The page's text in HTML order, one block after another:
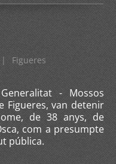
| Figueres
- Mossos
Figueres, van detenir
de 38 anys, de
com a presumpte
pública.